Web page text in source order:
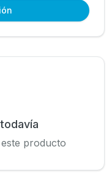
producto